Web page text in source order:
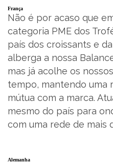
França
Não é por acaso que
categoria PME dos
país dos croissants e
alberga a nossa
mas já acolhe os
tempo, mantendo uma
mútua com a marca.
mesmo do país para
com uma rede de mais
Alemanha